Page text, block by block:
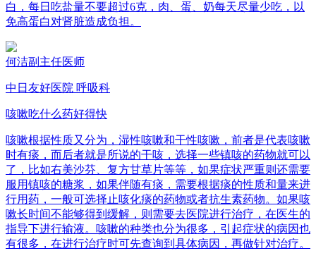
白，每日吃盐量不要超过6克，肉、蛋、奶每天尽量少吃，以
免高蛋白对肾脏造成负担。
何洁副主任医师
中日友好医院 呼吸科
咳嗽吃什么药好得快
咳嗽根据性质又分为，湿性咳嗽和干性咳嗽，前者是代表咳嗽
时有痰，而后者就是所说的干咳，选择一些镇咳的药物就可以
了，比如右美沙芬、复方甘草片等等，如果症状严重则还需要
服用镇咳的糖浆，如果伴随有痰，需要根据痰的性质和量来进
行用药，一般可选择止咳化痰的药物或者抗生素药物。如果咳
嗽长时间不能够得到缓解，则需要去医院进行治疗，在医生的
指导下进行输液。咳嗽的种类也分为很多，引起症状的病因也
有很多，在进行治疗时可先查询到具体病因，再做针对治疗。